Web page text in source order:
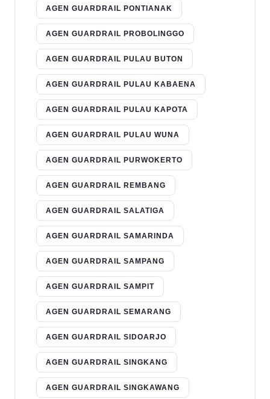
AGEN GUARDRAIL PONTIANAK
AGEN GUARDRAIL PROBOLINGGO
AGEN GUARDRAIL PULAU BUTON
AGEN GUARDRAIL PULAU KABAENA
AGEN GUARDRAIL PULAU KAPOTA
AGEN GUARDRAIL PULAU WUNA
AGEN GUARDRAIL PURWOKERTO
AGEN GUARDRAIL REMBANG
AGEN GUARDRAIL SALATIGA
AGEN GUARDRAIL SAMARINDA
AGEN GUARDRAIL SAMPANG
AGEN GUARDRAIL SAMPIT
AGEN GUARDRAIL SEMARANG
AGEN GUARDRAIL SIDOARJO
AGEN GUARDRAIL SINGKANG
AGEN GUARDRAIL SINGKAWANG